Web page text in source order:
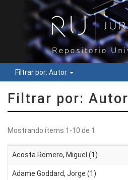
Filtrar por: Autor
Filtrar por: Autor
Mostrando ítems 1-10 de 1
Acosta Romero, Miguel (1)
Adame Goddard, Jorge (1)